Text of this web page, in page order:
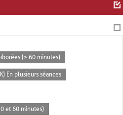
(> 60 minutes)
En plusieurs séances
et 60 minutes)